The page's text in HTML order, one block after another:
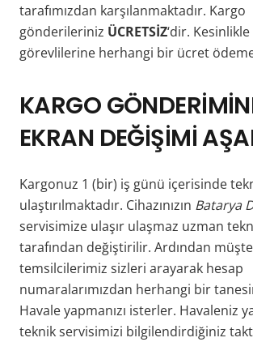
tarafımızdan karşılanmaktadır. Kargo
gönderileriniz ÜCRETSİZ‘dir.
görevlilerine herhangi bir ücret
KARGO
EKRAN DEĞİŞİMİ
Kargonuz 1 (bir) iş günü içerisinde
ulaştırılmaktadır. Cihazınızın Batarya
servisimize ulaşır ulaşmaz uzman
tarafından değiştirilir. Ardından
temsilcilerimiz sizleri arayarak hesap
numaralarımızdan herhangi bir
Havale yapmanızı isterler. Havaleniz
teknik servisimizi bilgilendirdiğiniz